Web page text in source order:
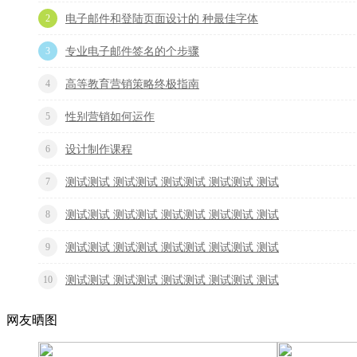
2 电子邮件和登陆页面设计的 种最佳字体
3 专业电子邮件签名的个步骤
4 高等教育营销策略终极指南
5 性别营销如何运作
6 设计制作课程
7 测试测试 测试测试 测试测试 测试测试 测试
8 测试测试 测试测试 测试测试 测试测试 测试
9 测试测试 测试测试 测试测试 测试测试 测试
10 测试测试 测试测试 测试测试 测试测试 测试
网友晒图